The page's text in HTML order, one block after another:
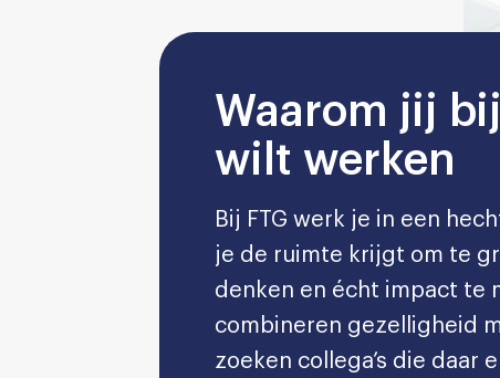
Waarom jij
wilt werken
Bij FTG werk je in een
je de ruimte krijgt om te
denken en écht impact te
combineren gezelligheid
zoeken collega’s die daar